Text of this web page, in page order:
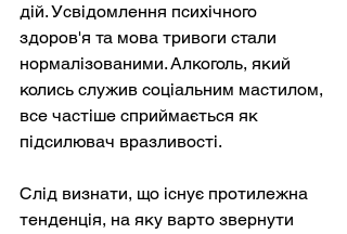
дій. Усвідомлення психічного
здоров'я та мова тривоги стали
нормалізованими. Алкоголь, який
колись служив соціальним мастилом,
все частіше сприймається як
підсилювач вразливості.
Слід визнати, що існує протилежна
тенденція, на яку варто звернути